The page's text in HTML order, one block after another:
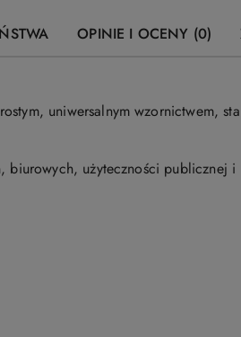
OPINIE I OCENY (0)
uniwersalnym wzornictwem,
biurowych, użyteczności publicznej i